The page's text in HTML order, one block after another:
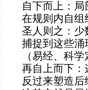
自下而上：
在规则内自组
圣人则之：少
捕捉到这些涌
（易经、科
再自上而下：
反过来塑造